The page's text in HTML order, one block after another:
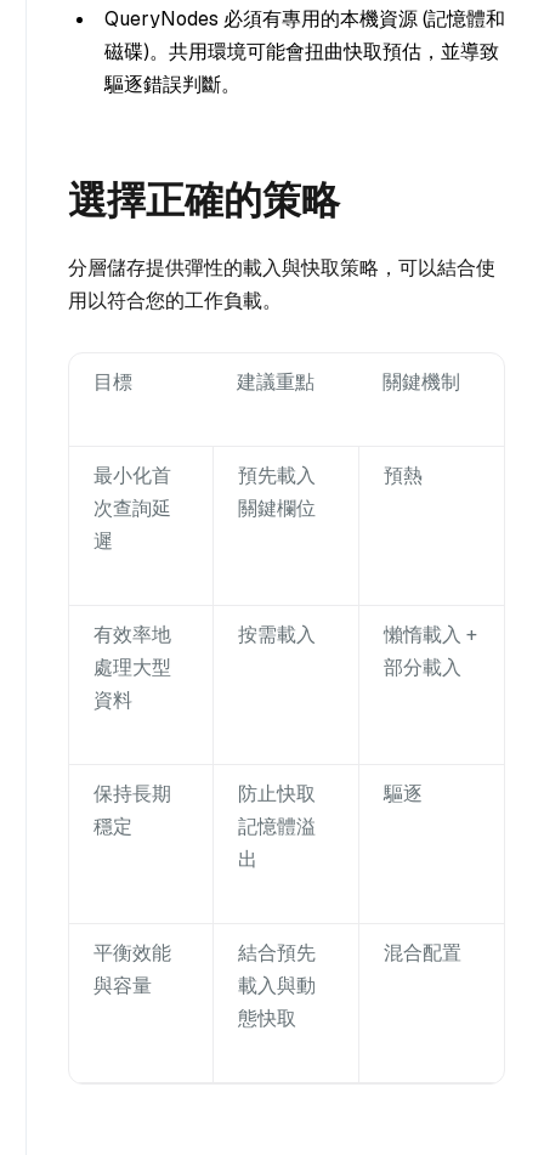
QueryNodes 必須有專用的本機資源 (記憶體和
磁碟)。共用環境可能會扭曲快取預估，並導致
驅逐錯誤判斷。
選擇正確的策略
分層儲存提供彈性的載入與快取策略，可以結合使
用以符合您的工作負載。
目標 建議重點 關鍵機制
最小化首
次查詢延
遲
預先載入
關鍵欄位
預熱
有效率地
處理大型
資料
按需載入
懶惰載入 +
部分載入
保持長期
穩定
防止快取
記憶體溢
出
驅逐
平衡效能
與容量
結合預先
載入與動
態快取
混合配置